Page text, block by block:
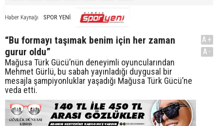
Haber Kaynağı SPOR YENİ
“Bu formayı taşımak benim için her zaman
gurur oldu”
Mağusa Türk Gücü’nün deneyimli oyuncularından
Mehmet Gürlü, bu sabah yayınladığı duygusal bir
mesajla şampiyonluklar yaşadığı Mağusa Türk Gücü’ne
veda etti.
A+
A-